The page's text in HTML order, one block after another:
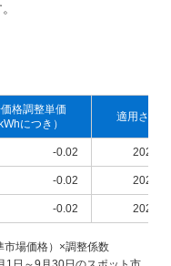
格調整単価
につき）
適用され
-0.02 2025
-0.02 2025
-0.02 2025
市場価格）×調整係数